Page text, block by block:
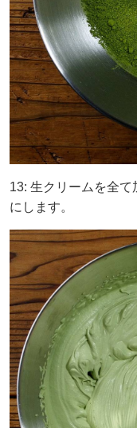
13: 生クリームを全
にします。